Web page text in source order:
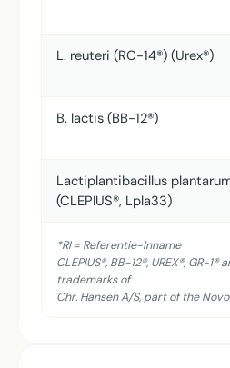
L. reuteri (RC-14®) (Urex®)
B. lactis (BB-12®)
Lactiplantibacillus
(CLEPIUS®, Lpla33)
*RI = Referentie-Inname
CLEPIUS®, BB-12®, UREX®, GR-1®
trademarks of
Chr. Hansen A/S, part of the